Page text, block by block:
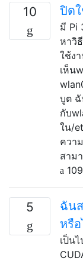
10 ปิด
มี Pi
หาวิ
ใช้ง
เห็น
บูต ฉั
กับ
ใน/
ควา
สาม
109
5
ฉัน
หรื
เป็น